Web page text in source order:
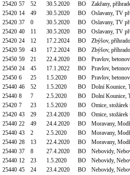
25420 57 52 30.5.2020 BO
Zakřany,
25420 14 49 30.5.2020 BO
Oslavany, TV
25420 37 0 30.5.2020 BO
Oslavany, TV
25420 40 11 30.5.2020 BO
Oslavany, TV
25420 24 12 17.2.2024 BO
Zbýšov,
25420 59 43 17.2.2024 BO
Zbýšov,
25450 59 21 22.4.2020 BO
Pravlov,
25450 24 45 17.1.2022 BO
Pravlov,
25450 6 25 1.5.2020 BO
Pravlov,
25440 46 52 1.5.2020 BO
Dolní Kounice,
25440 8 7 2.5.2020 BO
Dolní Kounice,
25420 7 23 1.5.2020 BO
Omice,
25420 43 29 23.4.2020 BO
Omice,
25440 22 49 24.4.2020 BO
Moravany,
25440 43 2 2.5.2020 BO
Moravany,
25440 28 13 22.4.2020 BO
Moravany,
25440 37 8 27.4.2020 BO
Nebovidy,
25440 12 23 1.5.2020 BO
Nebovidy,
25440 45 24 23.4.2020 BO
Nebovidy,